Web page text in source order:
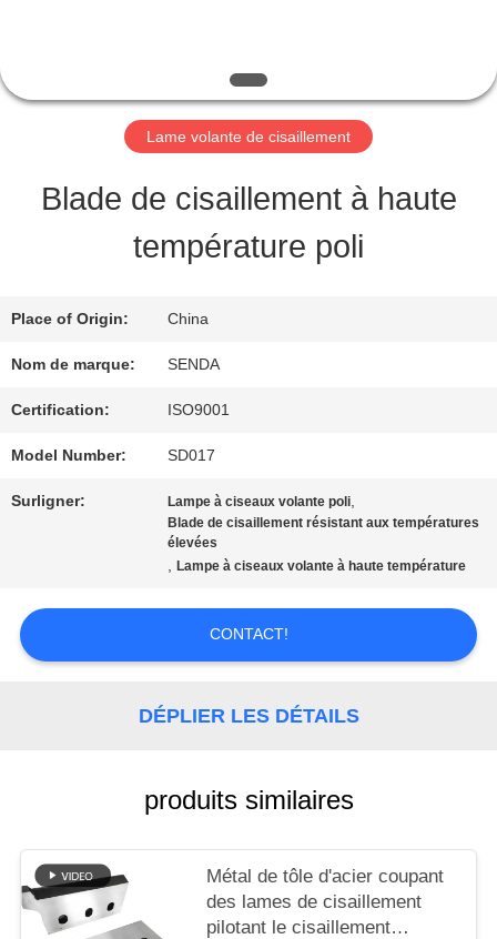
NOUS
VISITE
CONTRÔLE
DE
LA
QUALITÉ
LES
AFFAIRES
DEMANDEZ
UN DEVIS
PLAN
Lame volante de cisaillement
Blade de cisaillement à haute
température poli
Place of Origin: China
Nom de marque: SENDA
Certification: ISO9001
Model Number: SD017
Surligner: Lampe à ciseaux volante poli,
Blade de cisaillement résistant aux températures
élevées
,Lampe à ciseaux volante à haute température
CONTACT!
DÉPLIER LES DÉTAILS
produits similaires
Métal de tôle d'acier coupant
des lames de cisaillement
pilotant le cisaillement